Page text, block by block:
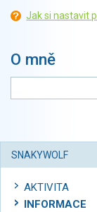
Jak si nastavit
O mně
SNAKYWOLF
AKTIVITA
INFORMACE